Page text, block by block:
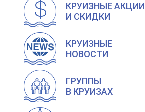
КРУИЗНЫЕ АКЦИИ
И СКИДКИ
КРУИЗНЫЕ
НОВОСТИ
ГРУППЫ
В КРУИЗАХ